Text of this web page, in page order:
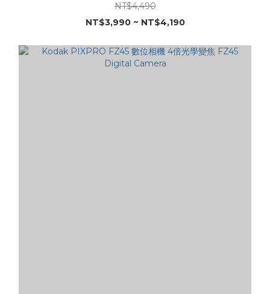
NT$4,490
NT$3,990 ~ NT$4,190